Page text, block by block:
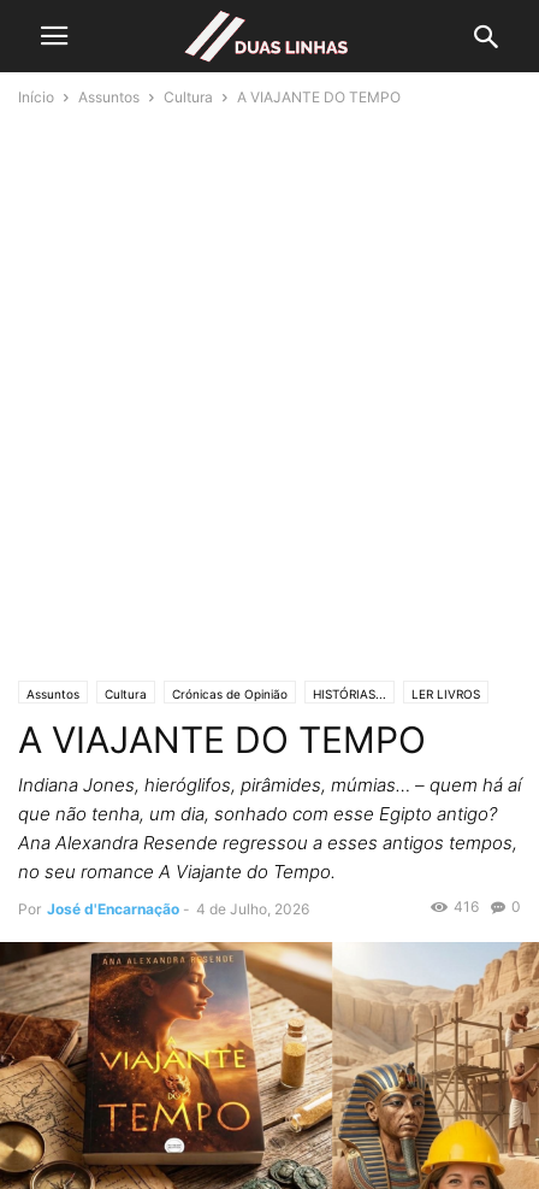
Início Assuntos Cultura A VIAJANTE DO TEMPO
Assuntos Cultura Crónicas de Opinião HISTÓRIAS... LER LIVROS
Lifestyle & Gadgets Editorias SOCIEDADE
A VIAJANTE DO TEMPO
Indiana Jones, hieróglifos, pirâmides, múmias… – quem há aí
que não tenha, um dia, sonhado com esse Egipto antigo?
Ana Alexandra Resende regressou a esses antigos tempos,
no seu romance A Viajante do Tempo.
Por José d'Encarnação - 4 de Julho, 2026 0
416